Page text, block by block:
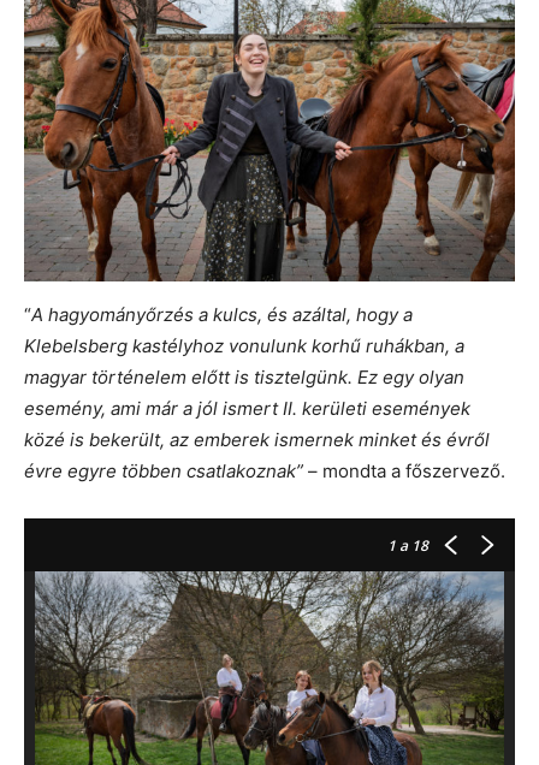
“A hagyományőrzés a kulcs, és azáltal, hogy a
Klebelsberg kastélyhoz vonulunk korhű ruhákban, a
magyar történelem előtt is tisztelgünk. Ez egy olyan
esemény, ami már a jól ismert II. kerületi események
közé is bekerült, az emberek ismernek minket és évről
évre egyre többen csatlakoznak” – mondta a főszervező.
1 a 18